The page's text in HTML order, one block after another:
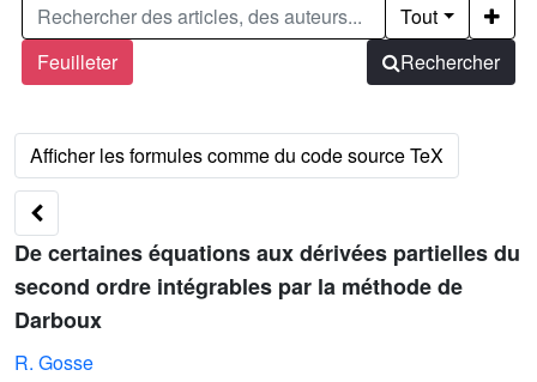
Feuilleter
Tout
Rechercher
De certaines équations aux dérivées partielles du
second ordre intégrables par la méthode de
Darboux
R. Gosse